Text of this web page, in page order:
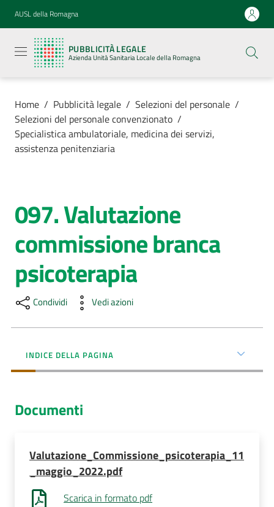
Vai al contenuto
Vai alla navigazione
Vai al footer
AUSL della Romagna
PUBBLICITÀ LEGALE
Azienda Unità Sanitaria Locale della Romagna
legale
Azienda
Unità
Locale della
cura
AUSL
Comunica
Home / Pubblicità legale / Selezioni del personale /
Selezioni del personale convenzionato /
Specialistica ambulatoriale, medicina dei servizi,
assistenza penitenziaria
Salta al contenuto
097. Valutazione
commissione branca
psicoterapia
Condividi Vedi azioni
INDICE DELLA PAGINA
Documenti
Valutazione_Commissione_psicoterapia_11
_maggio_2022.pdf
Scarica in formato pdf